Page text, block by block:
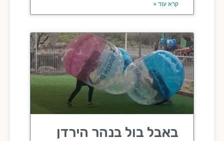
קרא עוד »
באבל בול בנהר הירדן